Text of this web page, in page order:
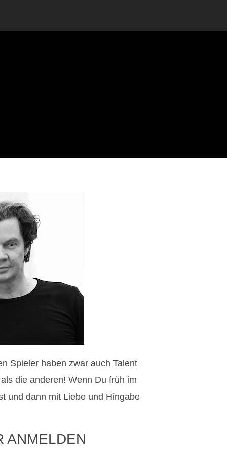
Spieler haben zwar auch Talent
die anderen! Wenn Du früh im
und dann mit Liebe und Hingabe
ANMELDEN